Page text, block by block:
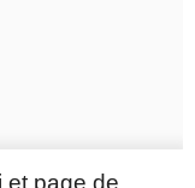
et page de